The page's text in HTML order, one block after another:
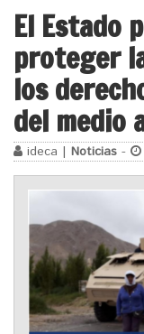
El Estado
proteger
los
del medio
ideca | Noticias -